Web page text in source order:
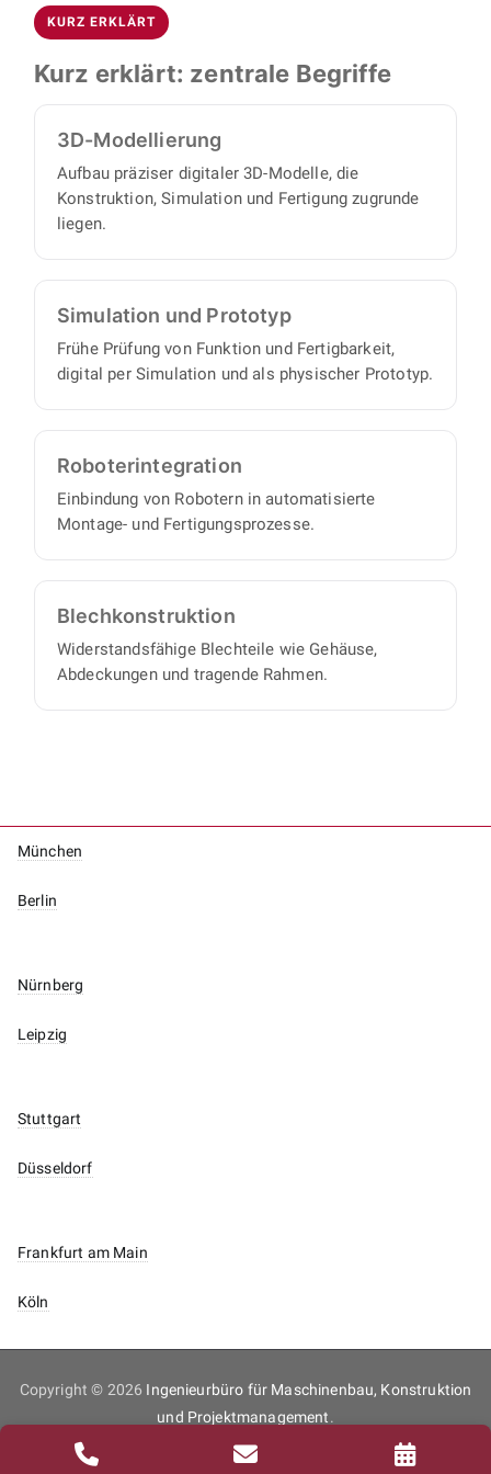
Abdeckungen.
Inventor erstellen wir präzise 3D-Modelle,
Simulationen und Prototypen, die sich nahtlos
in Ihre Betriebsabläufe einfügen. So sichern wir
Funktion und Fertigbarkeit früh ab.
KURZ ERKLÄRT
Kurz erklärt: zentrale Begriffe
3D-Modellierung
Aufbau präziser digitaler 3D-Modelle, die
Konstruktion, Simulation und Fertigung zugrunde
liegen.
Simulation und Prototyp
Frühe Prüfung von Funktion und Fertigbarkeit,
digital per Simulation und als physischer Prototyp.
Roboter­integration
Einbindung von Robotern in automatisierte
Montage- und Fertigungsprozesse.
Blech­konstruktion
Widerstandsfähige Blechteile wie Gehäuse,
Abdeckungen und tragende Rahmen.
München
Berlin
Nürnberg
Leipzig
Stuttgart
Düsseldorf
Frankfurt am Main
Köln
Copyright © 2026 Ingenieurbüro für Maschinenbau, Konstruktion
und Projektmanagement.
Inhaltsverzeichnis
Impressum Kontakt